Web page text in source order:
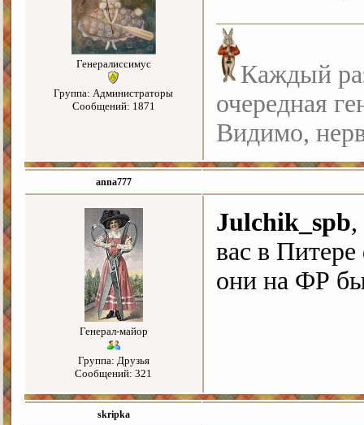
Генералиссимус
Группа: Администраторы
Сообщений: 1871
Каждый
очередная
Видимо,
anna777
Генерал-майор
Группа: Друзья
Сообщений: 321
Julchik_spb
вас в
они на ФР
skripka